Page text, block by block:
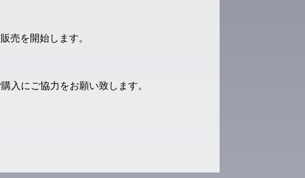
売を開始します。
入にご協力をお願い致します。